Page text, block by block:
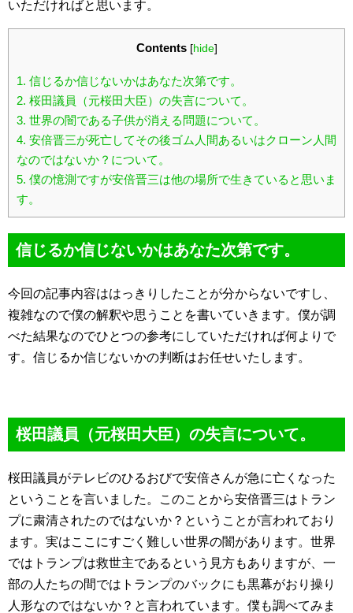
いただければと思います。
Contents [hide]
1. 信じるか信じないかはあなた次第です。
2. 桜田議員（元桜田大臣）の失言について。
3. 世界の闇である子供が消える問題について。
4. 安倍晋三が死亡してその後ゴム人間あるいはクローン人間
なのではないか？について。
5. 僕の憶測ですが安倍晋三は他の場所で生きていると思いま
す。
信じるか信じないかはあなた次第です。
今回の記事内容ははっきりしたことが分からないですし、
複雑なので僕の解釈や思うことを書いていきます。僕が調
べた結果なのでひとつの参考にしていただければ何よりで
す。信じるか信じないかの判断はお任せいたします。
桜田議員（元桜田大臣）の失言について。
桜田議員がテレビのひるおびで安倍さんが急に亡くなった
ということを言いました。このことから安倍晋三はトラン
プに粛清されたのではないか？ということが言われており
ます。実はここにすごく難しい世界の闇があります。世界
ではトランプは救世主であるという見方もありますが、一
部の人たちの間ではトランプのバックにも黒幕がおり操り
人形なのではないか？と言われています。僕も調べてみま